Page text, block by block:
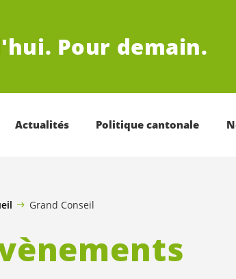
Pour demain.
Actualités Politique cantonale
Grand Conseil